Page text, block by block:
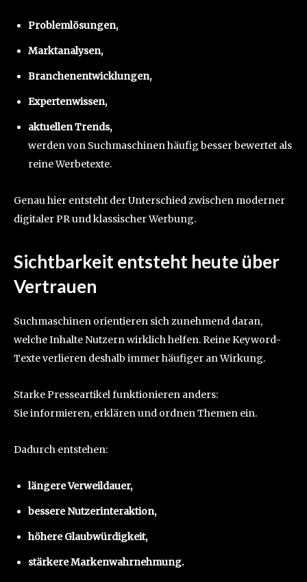
Problemlösungen,
Marktanalysen,
Branchenentwicklungen,
Expertenwissen,
aktuellen Trends,
werden von Suchmaschinen häufig besser bewertet als
reine Werbetexte.
Genau hier entsteht der Unterschied zwischen moderner
digitaler PR und klassischer Werbung.
Sichtbarkeit entsteht heute über
Vertrauen
Suchmaschinen orientieren sich zunehmend daran,
welche Inhalte Nutzern wirklich helfen. Reine Keyword-
Texte verlieren deshalb immer häufiger an Wirkung.
Starke Presseartikel funktionieren anders:
Sie informieren, erklären und ordnen Themen ein.
Dadurch entstehen:
längere Verweildauer,
bessere Nutzerinteraktion,
höhere Glaubwürdigkeit,
stärkere Markenwahrnehmung.